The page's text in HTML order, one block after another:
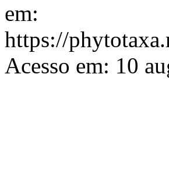
em:
https://
Acesso em: 10